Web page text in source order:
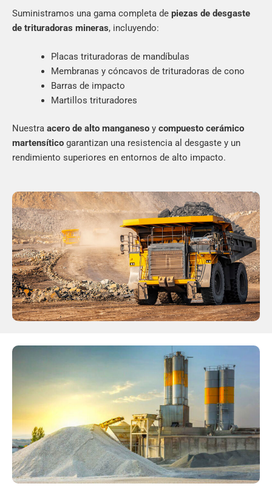
Suministramos una gama completa de piezas de desgaste
de trituradoras mineras, incluyendo:
Placas trituradoras de mandíbulas
Membranas y cóncavos de trituradoras de cono
Barras de impacto
Martillos trituradores
Nuestra acero de alto manganeso y compuesto cerámico
martensítico garantizan una resistencia al desgaste y un
rendimiento superiores en entornos de alto impacto.